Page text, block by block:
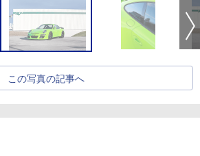
この写真の記事へ